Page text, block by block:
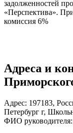
задолженностей
«Перспектива».
комиссия 6%
Адреса и
Адрес: 197183,
Петербург г,
ФИО руководителя: